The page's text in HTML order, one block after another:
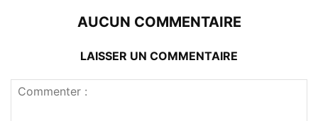
AUCUN COMMENTAIRE
LAISSER UN COMMENTAIRE